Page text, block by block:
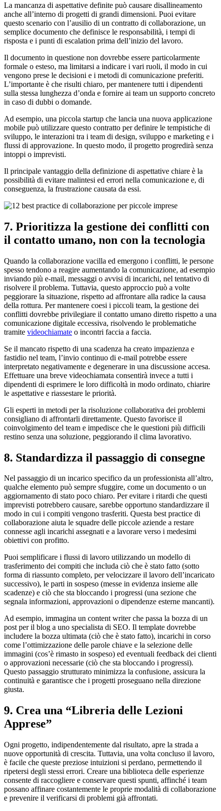
La mancanza di aspettative definite può causare disallineamento
anche all’interno di progetti di grandi dimensioni. Puoi evitare
questo scenario con l’ausilio di un contratto di collaborazione, un
semplice documento che definisce le responsabilità, i tempi di
risposta e i punti di escalation prima dell’inizio del lavoro.
Il documento in questione non dovrebbe essere particolarmente
formale o esteso, ma limitarsi a indicare i vari ruoli, il modo in cui
vengono prese le decisioni e i metodi di comunicazione preferiti.
L’importante è che risulti chiaro, per mantenere tutti i dipendenti
sulla stessa lunghezza d’onda e fornire ai team un supporto concreto
in caso di dubbi o domande.
Ad esempio, una piccola startup che lancia una nuova applicazione
mobile può utilizzare questo contratto per definire le tempistiche di
sviluppo, le interazioni tra i team di design, sviluppo e marketing e i
flussi di approvazione. In questo modo, il progetto progredirà senza
intoppi o imprevisti.
Il principale vantaggio della definizione di aspettative chiare è la
possibilità di evitare malintesi ed errori nella comunicazione e, di
conseguenza, la frustrazione causata da essi.
7. Prioritizza la gestione dei conflitti con
il contatto umano, non con la tecnologia
Quando la collaborazione vacilla ed emergono i conflitti, le persone
spesso tendono a reagire aumentando la comunicazione, ad esempio
inviando più e-mail, messaggi o avvisi di incarichi, nel tentativo di
risolvere il problema. Tuttavia, questo approccio può a volte
peggiorare la situazione, rispetto ad affrontare alla radice la causa
della rottura. Per mantenere coesi i piccoli team, la gestione dei
conflitti dovrebbe privilegiare il contatto umano diretto rispetto a una
comunicazione digitale eccessiva, risolvendo le problematiche
tramite videochiamate o incontri faccia a faccia.
Se il mancato rispetto di una scadenza ha creato impazienza e
fastidio nel team, l’invio continuo di e-mail potrebbe essere
interpretato negativamente e degenerare in una discussione accesa.
Effettuare una breve videochiamata consentirà invece a tutti i
dipendenti di esprimere le loro difficoltà in modo ordinato, chiarire
le aspettative e riassestare le priorità.
Gli esperti in metodi per la risoluzione collaborativa dei problemi
consigliano di affrontarli direttamente. Questo favorisce il
coinvolgimento del team e impedisce che le questioni più difficili
restino senza una soluzione, peggiorando il clima lavorativo.
8. Standardizza il passaggio di consegne
Nel passaggio di un incarico specifico da un professionista all’altro,
qualche elemento può sempre sfuggire, come un documento o un
aggiornamento di stato poco chiaro. Per evitare i ritardi che questi
imprevisti potrebbero causare, sarebbe opportuno standardizzare il
modo in cui i compiti vengono trasferiti. Questa best practice di
collaborazione aiuta le squadre delle piccole aziende a restare
connesse agli incarichi assegnati e a lavorare verso i medesimi
obiettivi con profitto.
Puoi semplificare i flussi di lavoro utilizzando un modello di
trasferimento dei compiti che includa ciò che è stato fatto (sotto
forma di riassunto completo, per velocizzare il lavoro dell’incaricato
successivo), le parti in sospeso (messe in evidenza insieme alle
scadenze) e ciò che sta bloccando i progressi (una sezione che
segnala informazioni, approvazioni o dipendenze esterne mancanti).
Ad esempio, immagina un content writer che passa la bozza di un
post per il blog a uno specialista di SEO. Il template dovrebbe
includere la bozza ultimata (ciò che è stato fatto), incarichi in corso
come l’ottimizzazione delle parole chiave e la selezione delle
immagini (cos’è rimasto in sospeso) ed eventuali feedback dei clienti
o approvazioni necessarie (ciò che sta bloccando i progressi).
Questo passaggio strutturato minimizza la confusione, assicura la
continuità e garantisce che i progetti proseguano nella direzione
giusta.
9. Crea una “Libreria delle Lezioni
Apprese”
Ogni progetto, indipendentemente dal risultato, apre la strada a
nuove opportunità di crescita. Tuttavia, una volta concluso il lavoro,
è facile che queste preziose intuizioni si perdano, permettendo il
ripetersi degli stessi errori. Creare una biblioteca delle esperienze
consente di raccogliere e conservare questi spunti, affinché i team
possano affinare costantemente le proprie modalità di collaborazione
e prevenire il verificarsi di problemi già affrontati.